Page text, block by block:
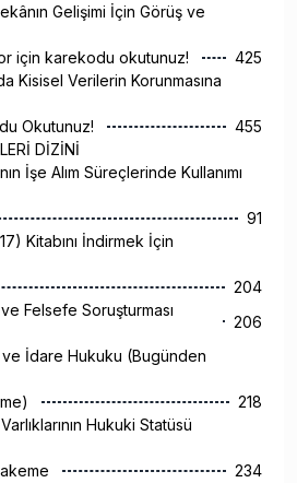
Gelişimi İçin Görüş ve
için karekodu okutunuz!
425
Kisisel Verilerin Korunmasına
Okutunuz!
455
DİZİNİ
İşe Alım Süreçlerinde Kullanımı
91
Kitabını İndirmek İçin
204
Felsefe Soruşturması
206
İdare Hukuku (Bugünden
218
Hukuki Statüsü
234